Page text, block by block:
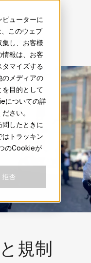
ューターに
このウェブ
し、お客様
情報は、お客
マイズする
のメディアの
目的として
についての詳
さい。
したときに
トラッキン
のCookieが
拒否
を体験しよう。
規制